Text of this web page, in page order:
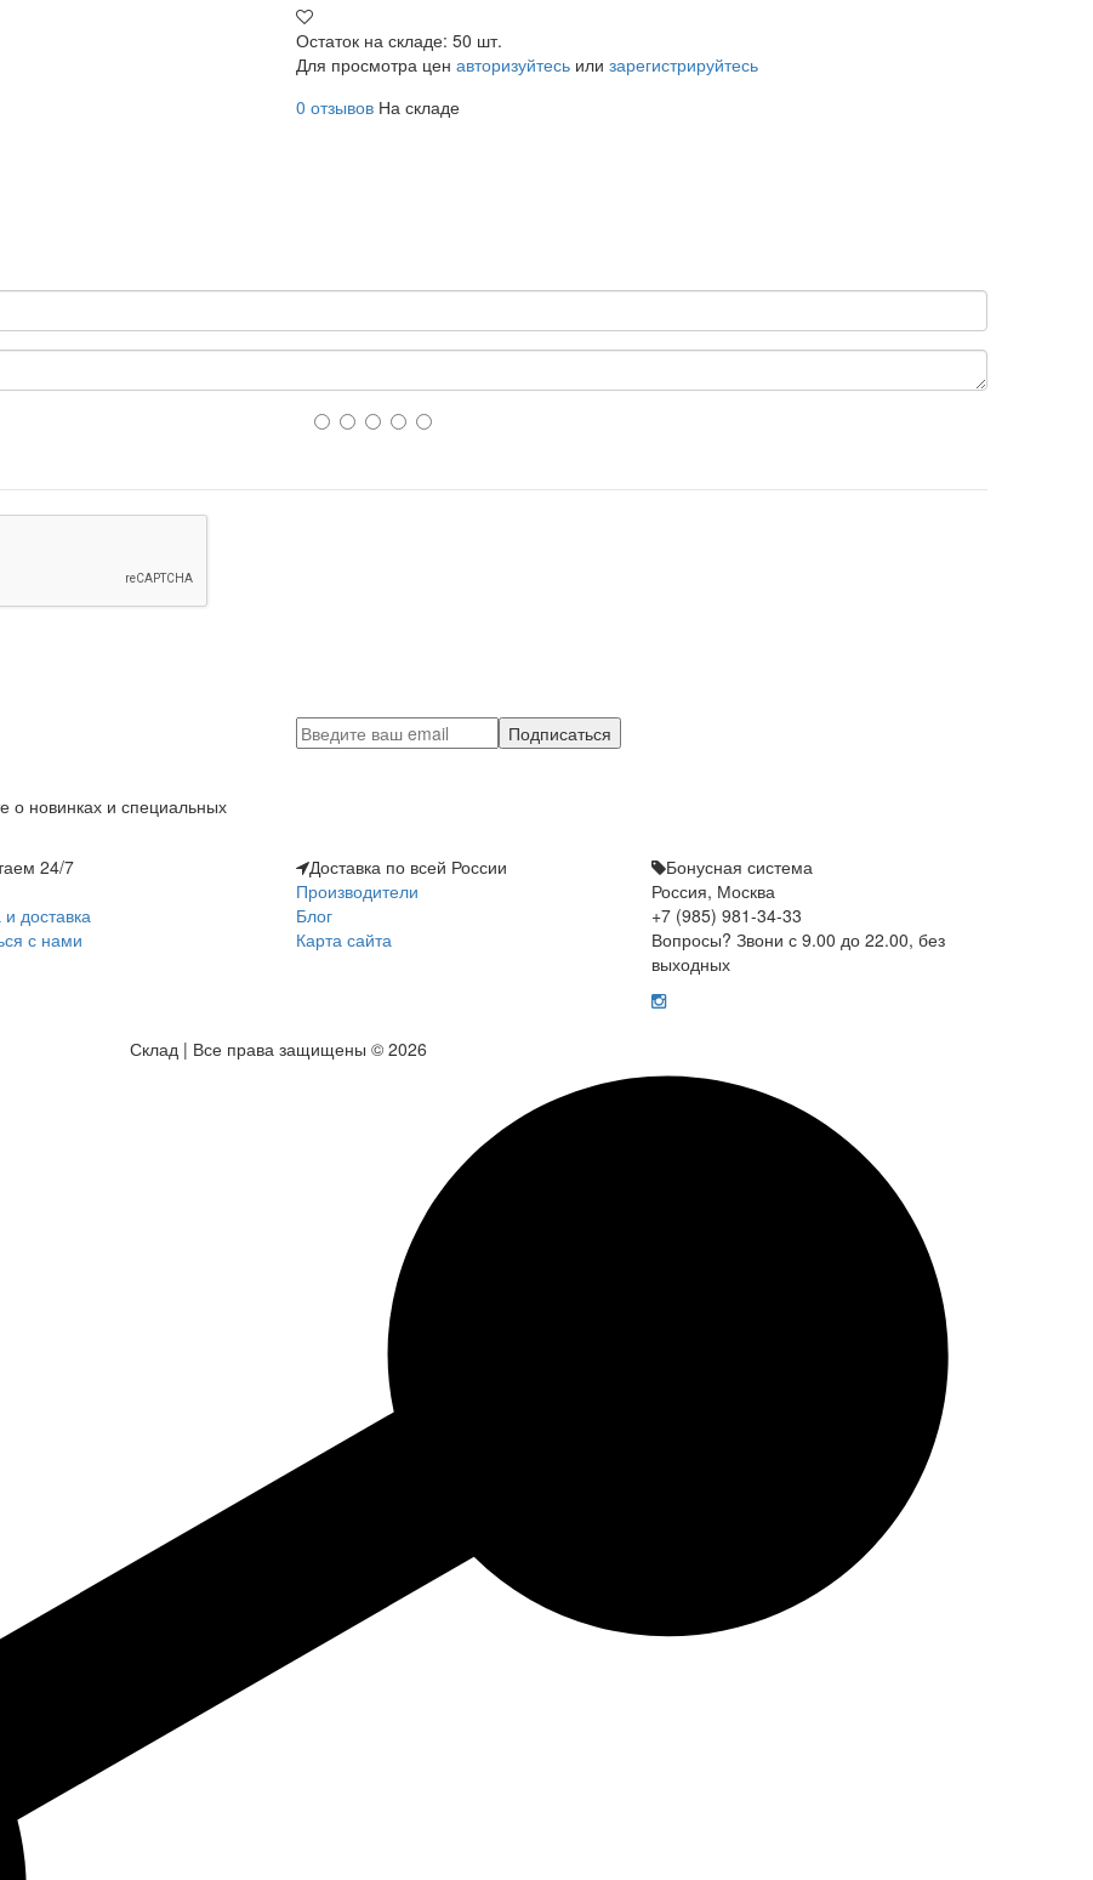
Остаток на складе: 50 шт.
Для просмотра цен авторизуйтесь или зарегистрируйтесь
0 отзывов На складе
о новинках и специальных
Подписаться
24/7 Доставка по всей России
Бонусная система
доставка
с нами
Производители
Блог
Карта сайта
Россия, Москва
+7 (985) 981-34-33
Вопросы? Звони с 9.00 до 22.00, без
выходных
Склад | Все права защищены © 2026